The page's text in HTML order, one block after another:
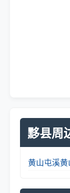
黟县周
黄山屯溪黄